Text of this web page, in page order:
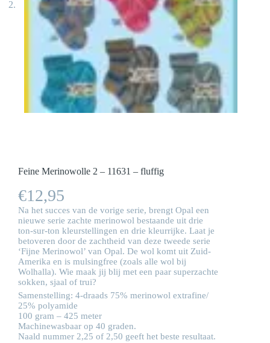
Feine Merinowolle 2 – 11631 – fluffig
€12,95
Na het succes van de vorige serie, brengt Opal een
nieuwe serie zachte merinowol bestaande uit drie
ton-sur-ton kleurstellingen en drie kleurrijke. Laat je
betoveren door de zachtheid van deze tweede serie
‘Fijne Merinowol’ van Opal. De wol komt uit Zuid-
Amerika en is mulsingfree (zoals alle wol bij
Wolhalla). Wie maak jij blij met een paar superzachte
sokken, sjaal of trui?
Samenstelling: 4-draads 75% merinowol extrafine/
25% polyamide
100 gram – 425 meter
Machinewasbaar op 40 graden.
Naald nummer 2,25 of 2,50 geeft het beste resultaat.